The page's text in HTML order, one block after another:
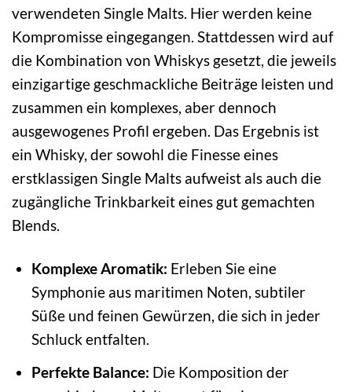
verwendeten Single Malts. Hier werden keine
Kompromisse eingegangen. Stattdessen wird auf
die Kombination von Whiskys gesetzt, die jeweils
einzigartige geschmackliche Beiträge leisten und
zusammen ein komplexes, aber dennoch
ausgewogenes Profil ergeben. Das Ergebnis ist
ein Whisky, der sowohl die Finesse eines
erstklassigen Single Malts aufweist als auch die
zugängliche Trinkbarkeit eines gut gemachten
Blends.
Komplexe Aromatik: Erleben Sie eine
Symphonie aus maritimen Noten, subtiler
Süße und feinen Gewürzen, die sich in jeder
Schluck entfalten.
Perfekte Balance: Die Komposition der